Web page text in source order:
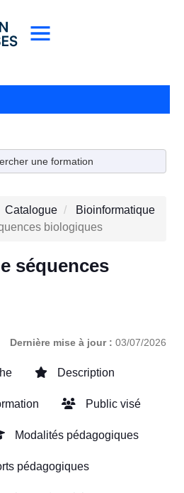
une formation
Catalogue
Bioinformatique
biologiques
séquences
Dernière mise à jour : 03/07/2026
Description
Public visé
Modalités pédagogiques
pédagogiques